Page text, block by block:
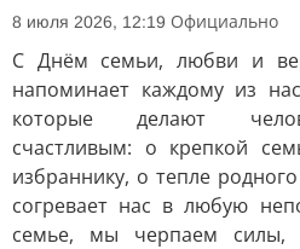
8 июля 2026, 12:19 Официально
С Днём семьи, любви и
напоминает каждому из
которые делают
счастливым: о крепкой
избраннику, о тепле
согревает нас в любую
семье, мы черпаем силы,